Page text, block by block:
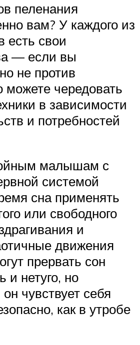
пеленания
вам? У каждого из
есть свои
— если вы
не против
можете чередовать
в зависимости
и потребностей
малышам с
системой
сна применять
или свободного
и
движения
прервать сон
и нетуго, но
чувствует себя
как в утробе